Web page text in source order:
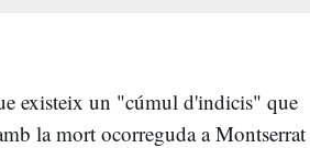
existeix un "cúmul d'indicis" que
la mort ocorreguda a Montserrat